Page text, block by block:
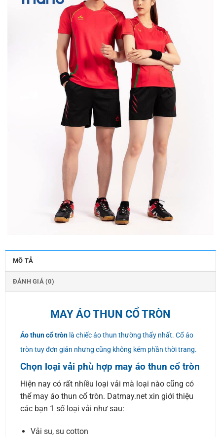
MÔ TẢ
ĐÁNH GIÁ (0)
MAY ÁO THUN CỔ TRÒN
Áo thun cổ trònlà chiếc áo thun thường thấy nhất. Cổ áo
tròn tuy đơn giản nhưng cũng không kém phần thời trang.
Chọn loại vải phù hợp may áo thun cổ tròn
Hiện nay có rất nhiều loại vải mà loại nào cũng có
thể may áo thun cổ tròn. Datmay.net xin giới thiệu
các bạn 1 số loại vải như sau:
Vải su, su cotton